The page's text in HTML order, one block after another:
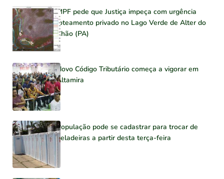
MPF pede que Justiça impeça com urgência
loteamento privado no Lago Verde de Alter do
Chão (PA)
Novo Código Tributário começa a vigorar em
Altamira
População pode se cadastrar para trocar de
geladeiras a partir desta terça-feira